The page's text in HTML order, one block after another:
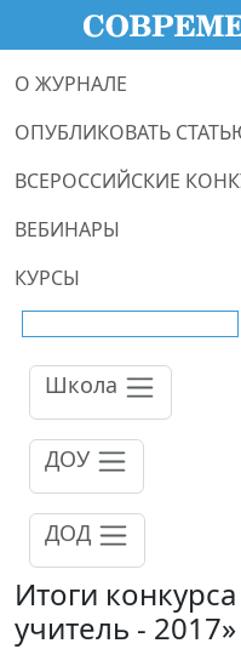
О ЖУРНАЛЕ
ОПУБЛИКОВАТЬ
ВСЕРОССИЙСКИЕ
ВЕБИНАРЫ
КУРСЫ
Школа
ДОУ
ДОД
Итоги
учитель - 2017»